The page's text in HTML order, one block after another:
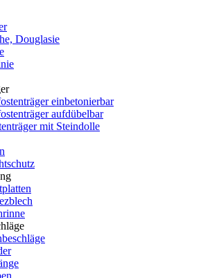
Douglasie
einbetonierbar
aufdübelbar
mit Steindolle